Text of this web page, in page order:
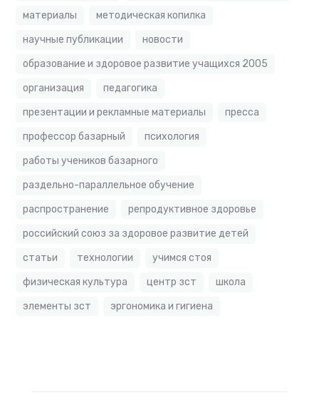
материалы
методическая копилка
научные публикации
новости
образование и здоровое развитие учащихся 2005
организация
педагогика
презентации и рекламные материалы
пресса
профессор базарный
психология
работы учеников базарного
раздельно-параллельное обучение
распространение
репродуктивное здоровье
российский союз за здоровое развитие детей
статьи
технологии
учимся стоя
физическая культура
центр зст
школа
элементы зст
эргономика и гигиена